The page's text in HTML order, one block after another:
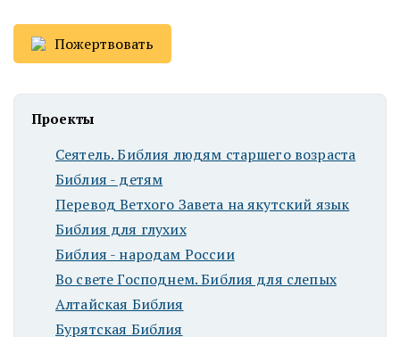
Пожертвовать
Проекты
Сеятель. Библия людям старшего возраста
Библия - детям
Перевод Ветхого Завета на якутский язык
Библия для глухих
Библия - народам России
Во свете Господнем. Библия для слепых
Алтайская Библия
Бурятская Библия